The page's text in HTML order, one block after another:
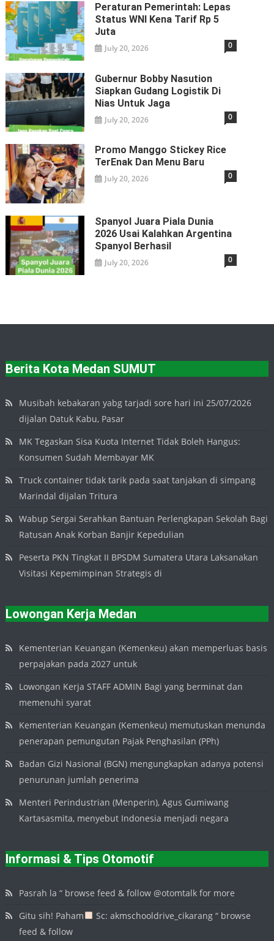
Peraturan Pemerintah: Lepas
Status WNI Kena Tarif Rp 5
Juta
July 20, 2026 0
Gubernur Bobby Nasution
Siapkan Gudang Logistik Di
Nias Untuk Jaga
July 20, 2026 0
Promo Manggo Stickey Rice
TerEnak Dan Menu Baru
July 20, 2026 0
Spanyol Juara Piala Dunia
2026 Usai Kalahkan Argentina
Spanyol Berhasil
July 20, 2026 0
Berita Kota Medan SUMUT
Musibah kebakaran yabg tarjadi sore hari ini 25/07/2026
dijalan Datuk Kabu, Pasar
MK Tegaskan Sisa Kuota Internet Tidak Boleh Hangus:
Konsumen Sudah Membayar MK
Truck container tidak tarik pada saat tanjakan di simpang
Marindal dijalan Tritura
Wabup Sergai Serahkan Bantuan Perlengkapan Sekolah Bagi
Ratusan Anak Korban Banjir Kepedulian
Peserta PKN Tingkat II BPSDM Sumatera Utara Laksanakan
Visitasi Kepemimpinan Strategis di
Lowongan Kerja Medan
Kementerian Keuangan (Kemenkeu) akan memperluas basis
perpajakan pada 2027 untuk
Lowongan Kerja STAFF ADMIN Bagi yang berminat dan
memenuhi syarat
Kementerian Keuangan (Kemenkeu) memutuskan menunda
penerapan pemungutan Pajak Penghasilan (PPh)
Badan Gizi Nasional (BGN) mengungkapkan adanya potensi
penurunan jumlah penerima
Menteri Perindustrian (Menperin), Agus Gumiwang
Kartasasmita, menyebut Indonesia menjadi negara
Informasi & Tips Otomotif
Pasrah la “ browse feed & follow @otomtalk for more
Gitu sih! Paham
Sc: akmschooldrive_cikarang “ browse
feed & follow